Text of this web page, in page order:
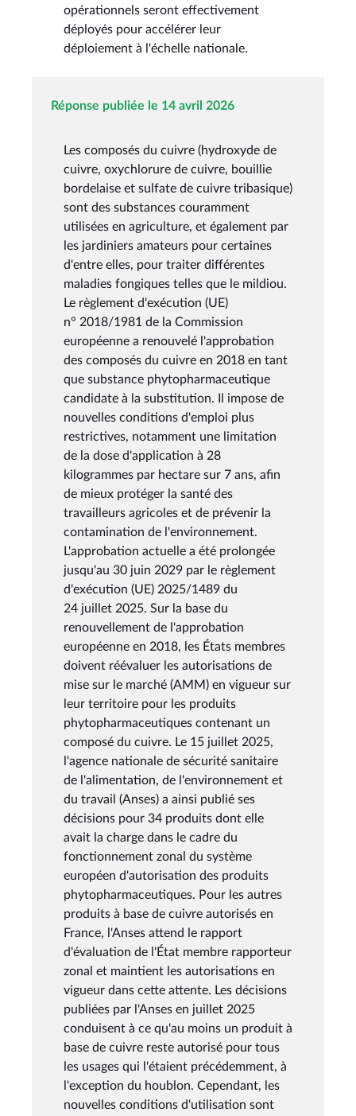
opérationnels seront effectivement
déployés pour accélérer leur
déploiement à l'échelle nationale.
Réponse publiée le 14 avril 2026
Les composés du cuivre (hydroxyde de
cuivre, oxychlorure de cuivre, bouillie
bordelaise et sulfate de cuivre tribasique)
sont des substances couramment
utilisées en agriculture, et également par
les jardiniers amateurs pour certaines
d'entre elles, pour traiter différentes
maladies fongiques telles que le mildiou.
Le règlement d'exécution (UE)
n° 2018/1981 de la Commission
européenne a renouvelé l'approbation
des composés du cuivre en 2018 en tant
que substance phytopharmaceutique
candidate à la substitution. Il impose de
nouvelles conditions d'emploi plus
restrictives, notamment une limitation
de la dose d'application à 28
kilogrammes par hectare sur 7 ans, afin
de mieux protéger la santé des
travailleurs agricoles et de prévenir la
contamination de l'environnement.
L'approbation actuelle a été prolongée
jusqu'au 30 juin 2029 par le règlement
d'exécution (UE) 2025/1489 du
24 juillet 2025. Sur la base du
renouvellement de l'approbation
européenne en 2018, les États membres
doivent réévaluer les autorisations de
mise sur le marché (AMM) en vigueur sur
leur territoire pour les produits
phytopharmaceutiques contenant un
composé du cuivre. Le 15 juillet 2025,
l'agence nationale de sécurité sanitaire
de l'alimentation, de l'environnement et
du travail (Anses) a ainsi publié ses
décisions pour 34 produits dont elle
avait la charge dans le cadre du
fonctionnement zonal du système
européen d'autorisation des produits
phytopharmaceutiques. Pour les autres
produits à base de cuivre autorisés en
France, l'Anses attend le rapport
d'évaluation de l'État membre rapporteur
zonal et maintient les autorisations en
vigueur dans cette attente. Les décisions
publiées par l'Anses en juillet 2025
conduisent à ce qu'au moins un produit à
base de cuivre reste autorisé pour tous
les usages qui l'étaient précédemment, à
l'exception du houblon. Cependant, les
nouvelles conditions d'utilisation sont